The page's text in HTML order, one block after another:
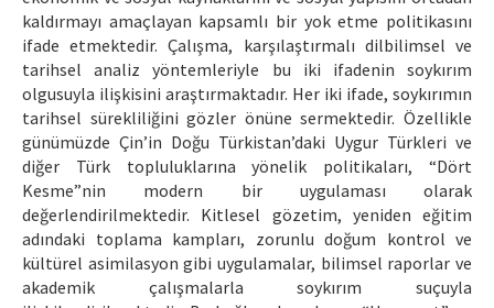
kaldırmayı amaçlayan kapsamlı bir yok etme politikasını
ifade etmektedir. Çalışma, karşılaştırmalı dilbilimsel ve
tarihsel analiz yöntemleriyle bu iki ifadenin soykırım
olgusuyla ilişkisini araştırmaktadır. Her iki ifade, soykırımın
tarihsel sürekliliğini gözler önüne sermektedir. Özellikle
günümüzde Çin’in Doğu Türkistan’daki Uygur Türkleri ve
diğer Türk topluluklarına yönelik politikaları, “Dört
Kesme”nin modern bir uygulaması olarak
değerlendirilmektedir. Kitlesel gözetim, yeniden eğitim
adındaki toplama kampları, zorunlu doğum kontrol ve
kültürel asimilasyon gibi uygulamalar, bilimsel raporlar ve
akademik çalışmalarla soykırım suçuyla